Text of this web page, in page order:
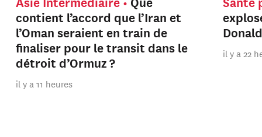
contient l’accord que l’Iran et
l’Oman seraient en train de
finaliser pour le transit dans le
détroit d’Ormuz ?
il y a 11 heures
il y a 22